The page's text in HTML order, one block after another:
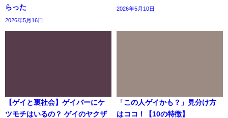
らった
2026年5月16日
2026年5月10日
【ゲイと裏社会】ゲイバーにケ
ツモチはいるの？ ゲイのヤクザ
「この人ゲイかも？」見分け方
はココ！【10の特徴】